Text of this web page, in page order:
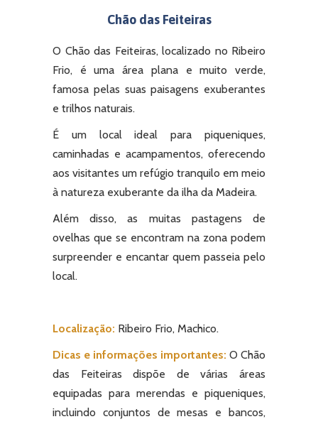
Chão das Feiteiras
O Chão das Feiteiras, localizado no Ribeiro
Frio, é uma área plana e muito verde,
famosa pelas suas paisagens exuberantes
e trilhos naturais.
É um local ideal para piqueniques,
caminhadas e acampamentos, oferecendo
aos visitantes um refúgio tranquilo em meio
à natureza exuberante da ilha da Madeira.
Além disso, as muitas pastagens de
ovelhas que se encontram na zona podem
surpreender e encantar quem passeia pelo
local.
Localização: Ribeiro Frio, Machico.
Dicas e informações importantes: O Chão
das Feiteiras dispõe de várias áreas
equipadas para merendas e piqueniques,
incluindo conjuntos de mesas e bancos,